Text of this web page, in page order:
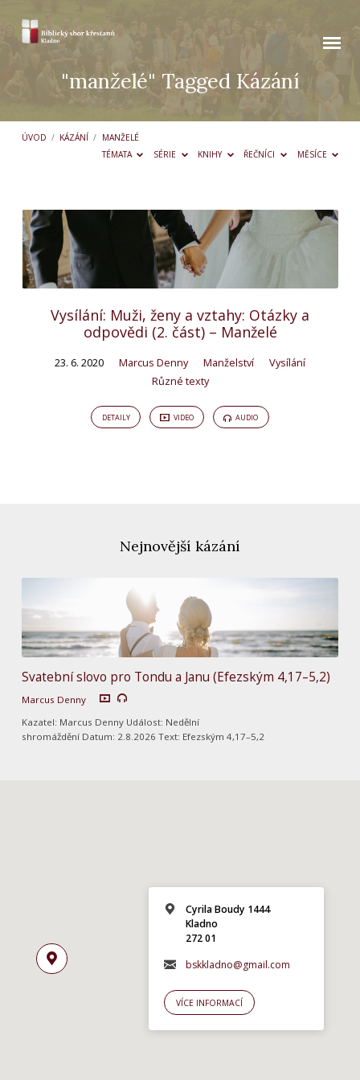
"manželé" Tagged Kázání
ÚVOD / KÁZÁNÍ / MANŽELÉ
TÉMATA
SÉRIE KNIHY ŘEČNÍCI MĚSÍCE
"manželé"
Tagged
Kázání
Vysílání: Muži, ženy a vztahy: Otázky a
odpovědi (2. část) – Manželé
23. 6. 2020 Marcus Denny Manželství
Vysílání
Různé texty
DETAILY VIDEO AUDIO
Nejnovější kázání
Svatební slovo pro Tondu a Janu (Efezským 4,17–5,2)
Marcus Denny
Kazatel: Marcus Denny Událost: Nedělní
shromáždění Datum: 2.8.2026 Text: Efezským 4,17–5,2
Cyrila Boudy 1444
Kladno
272 01
bskkladno@gmail.com
VÍCE INFORMACÍ